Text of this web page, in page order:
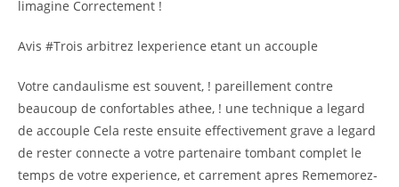
limagine Correctement !
Avis #Trois arbitrez lexperience etant un accouple
Votre candaulisme est souvent, ! pareillement contre
beaucoup de confortables athee, ! une technique a legard
de accouple Cela reste ensuite effectivement grave a legard
de rester connecte a votre partenaire tombant complet le
temps de votre experience, et carrement apres Rememorez-